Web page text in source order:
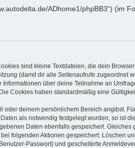
ADhome1/phpBB3“) (im
sind kleine Textdateien, die dein
(damit dir alle Seitenaufrufe zugeordnet
über deine Teilnahme an
Cookies haben standardmäßig eine
deinem persönlichem Bereich angibst.
als notwendig festgelegt wurden, so ist
Daten ebenfalls gespeichert.
folgenden Aktionen gespeichert: Löschen
Passwort) und gescheiterte